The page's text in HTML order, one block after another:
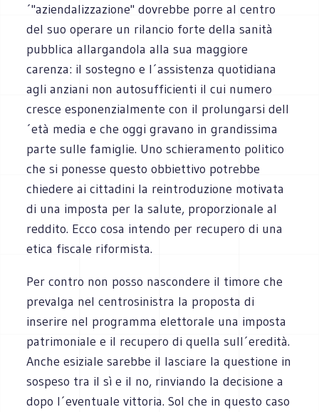
´"aziendalizzazione" dovrebbe porre al centro
del suo operare un rilancio forte della sanità
pubblica allargandola alla sua maggiore
carenza: il sostegno e l´assistenza quotidiana
agli anziani non autosufficienti il cui numero
cresce esponenzialmente con il prolungarsi dell
´età media e che oggi gravano in grandissima
parte sulle famiglie. Uno schieramento politico
che si ponesse questo obbiettivo potrebbe
chiedere ai cittadini la reintroduzione motivata
di una imposta per la salute, proporzionale al
reddito. Ecco cosa intendo per recupero di una
etica fiscale riformista.
Per contro non posso nascondere il timore che
prevalga nel centrosinistra la proposta di
inserire nel programma elettorale una imposta
patrimoniale e il recupero di quella sull´eredità.
Anche esiziale sarebbe il lasciare la questione in
sospeso tra il sì e il no, rinviando la decisione a
dopo l´eventuale vittoria. Sol che in questo caso